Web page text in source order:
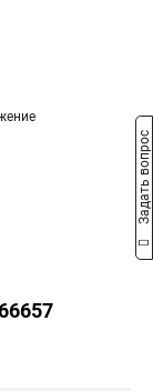
Задать вопрос